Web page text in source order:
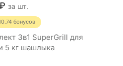
за шт.
бонусов
3в1 SuperGrill для
5 кг шашлыка